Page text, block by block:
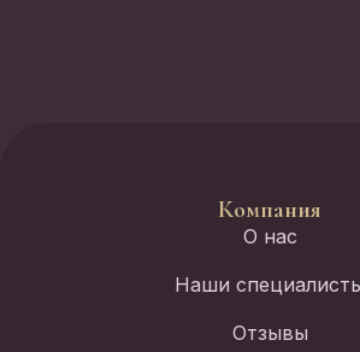
Компания
О нас
Наши
Отзывы